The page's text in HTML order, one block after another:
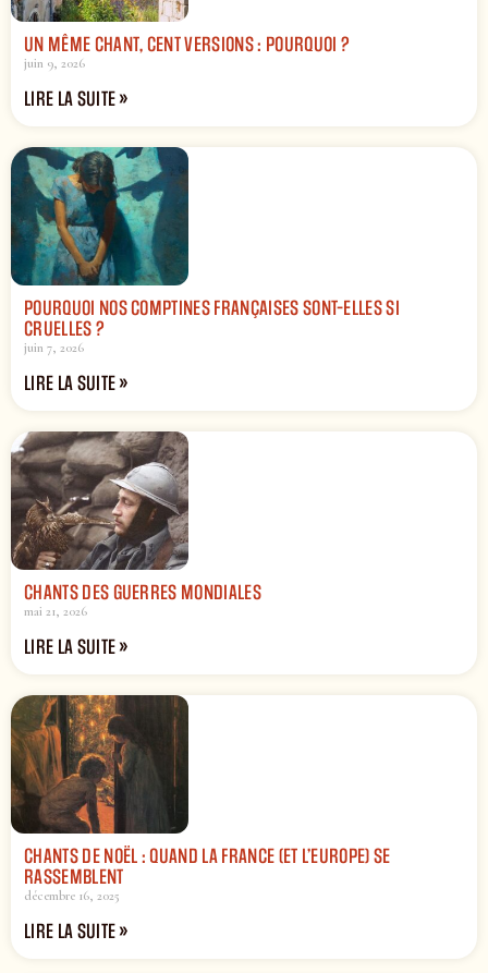
UN MÊME CHANT, CENT VERSIONS : POURQUOI ?
juin 9, 2026
LIRE LA SUITE »
POURQUOI NOS COMPTINES FRANÇAISES SONT-ELLES SI
CRUELLES ?
juin 7, 2026
LIRE LA SUITE »
CHANTS DES GUERRES MONDIALES
mai 21, 2026
LIRE LA SUITE »
CHANTS DE NOËL : QUAND LA FRANCE (ET L’EUROPE) SE
RASSEMBLENT
décembre 16, 2025
LIRE LA SUITE »